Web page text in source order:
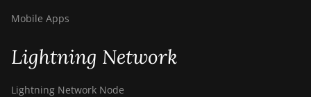
Mobile Apps
Lightning Network
Lightning Network Node